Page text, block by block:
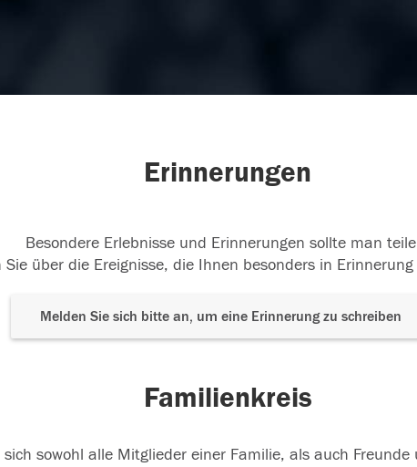
Erinnerungen
Besondere Erlebnisse und Erinnerungen sollte man
Sie über die Ereignisse, die Ihnen besonders in
Melden Sie sich bitte an, um eine Erinnerung zu schreiben
Familienkreis
sowohl alle Mitglieder einer Familie, als auch